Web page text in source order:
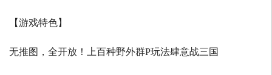
【游戏特色】
无推图，全开放！上百种野外群P玩法肆意战三国